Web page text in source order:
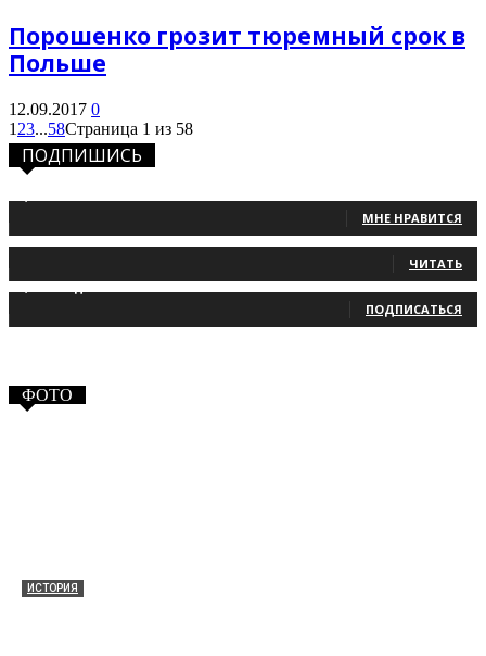
Порошенко грозит тюремный срок в
Польше
12.09.2017 0
1 23...58Страница 1 из 58
ПОДПИШИСЬ
МНЕ НРАВИТСЯ
131 Читатели
ЧИТАТЬ
2,660 Подписчики
ПОДПИСАТЬСЯ
ФОТО
ИСТОРИЯ